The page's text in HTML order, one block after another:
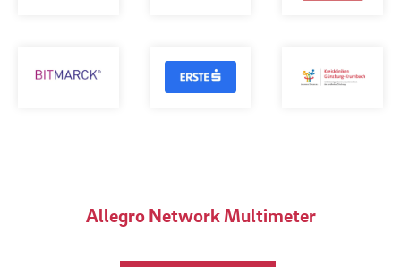
Allegro Network Multimeter